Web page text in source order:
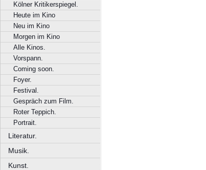
Kölner Kritikerspiegel.
Heute im Kino
Neu im Kino
Morgen im Kino
Alle Kinos.
Vorspann.
Coming soon.
Foyer.
Festival.
Gespräch zum Film.
Roter Teppich.
Portrait.
Literatur.
Musik.
Kunst.